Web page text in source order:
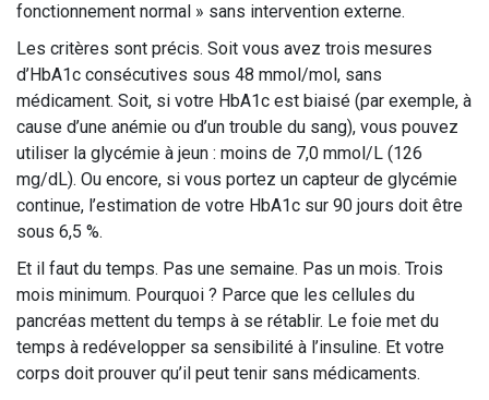
fonctionnement normal » sans intervention externe.
Les critères sont précis. Soit vous avez trois mesures
d’HbA1c consécutives sous 48 mmol/mol, sans
médicament. Soit, si votre HbA1c est biaisé (par exemple, à
cause d’une anémie ou d’un trouble du sang), vous pouvez
utiliser la glycémie à jeun : moins de 7,0 mmol/L (126
mg/dL). Ou encore, si vous portez un capteur de glycémie
continue, l’estimation de votre HbA1c sur 90 jours doit être
sous 6,5 %.
Et il faut du temps. Pas une semaine. Pas un mois. Trois
mois minimum. Pourquoi ? Parce que les cellules du
pancréas mettent du temps à se rétablir. Le foie met du
temps à redévelopper sa sensibilité à l’insuline. Et votre
corps doit prouver qu’il peut tenir sans médicaments.